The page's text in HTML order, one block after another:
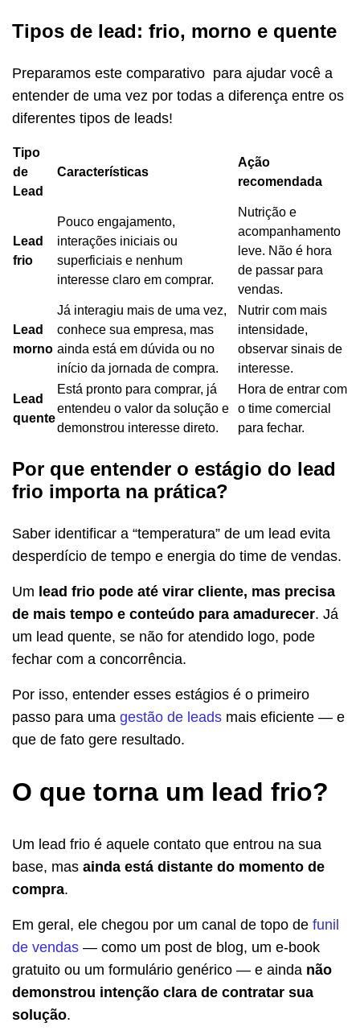
Tipos de lead: frio, morno e quente
Preparamos este comparativo para ajudar você a
entender de uma vez por todas a diferença entre os
diferentes tipos de leads!
Tipo
de
Lead
Características
Ação
recomendada
Lead
frio
Pouco engajamento,
interações iniciais ou
superficiais e nenhum
interesse claro em comprar.
Nutrição e
acompanhamento
leve. Não é hora
de passar para
vendas.
Lead
morno
Já interagiu mais de uma vez,
conhece sua empresa, mas
ainda está em dúvida ou no
início da jornada de compra.
Nutrir com mais
intensidade,
observar sinais de
interesse.
Lead
quente
Está pronto para comprar, já
entendeu o valor da solução e
demonstrou interesse direto.
Hora de entrar com
o time comercial
para fechar.
Por que entender o estágio do lead
frio importa na prática?
Saber identificar a “temperatura” de um lead evita
desperdício de tempo e energia do time de vendas.
Um lead frio pode até virar cliente, mas precisa
de mais tempo e conteúdo para amadurecer. Já
um lead quente, se não for atendido logo, pode
fechar com a concorrência.
Por isso, entender esses estágios é o primeiro
passo para uma gestão de leads mais eficiente — e
que de fato gere resultado.
O que torna um lead frio?
Um lead frio é aquele contato que entrou na sua
base, mas ainda está distante do momento de
compra.
Em geral, ele chegou por um canal de topo de funil
de vendas — como um post de blog, um e-book
gratuito ou um formulário genérico — e ainda não
demonstrou intenção clara de contratar sua
solução.